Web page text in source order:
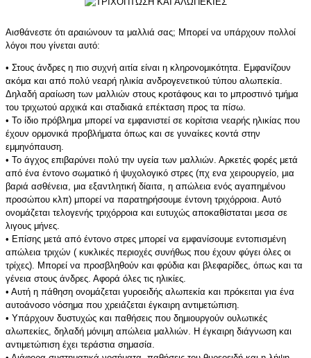
Αισθάνεστε ότι αραιώνουν τα μαλλιά σας; Μπορεί να υπάρχουν πολλοί
λόγοι που γίνεται αυτό:
• Στους άνδρες η πιο συχνή αιτία είναι η κληρονομικότητα. Εμφανίζουν
ακόμα και από πολύ νεαρή ηλικία ανδρογενετικού τύπου αλωπεκία.
Δηλαδή αραίωση των μαλλιών στους κροτάφους και το μπροστινό τμήμα
του τριχωτού αρχικά και σταδιακά επέκταση προς τα πίσω.
• Το ίδιο πρόβλημα μπορεί να εμφανιστεί σε κορίτσια νεαρής ηλικίας που
έχουν ορμονικά προβλήματα όπως και σε γυναίκες κοντά στην
εμμηνόπαυση.
• Το άγχος επιβαρύνει πολύ την υγεία των μαλλιών. Αρκετές φορές μετά
από ένα έντονο σωματικό ή ψυχολογικό στρες (πχ ενα χειρουργείο, μια
βαριά ασθένεια, μια εξαντλητική δίαιτα, η απώλεια ενός αγαπημένου
προσώπου κλπ) μπορεί να παρατηρήσουμε έντονη τριχόρροια. Αυτό
ονομάζεται τελογενής τριχόρροια και ευτυχώς αποκαθίσταται μεσα σε
λιγους μήνες.
• Επίσης μετά από έντονο στρες μπορεί να εμφανίσουμε εντοπισμένη
απώλεια τριχών ( κυκλικές περιοχές συνήθως που έχουν φύγει όλες οι
τρίχες). Μπορεί να προσβληθούν και φρύδια και βλεφαρίδες, όπως και τα
γένεια στους άνδρες. Αφορά όλες τις ηλικίες.
• Αυτή η πάθηση ονομάζεται γυροειδής αλωπεκία και πρόκειται για ένα
αυτοάνοσο νόσημα που χρειάζεται έγκαιρη αντιμετώπιση.
• Υπάρχουν δυστυχώς και παθήσεις που δημιουργούν ουλωτικές
αλωπεκίες, δηλαδή μόνιμη απώλεια μαλλιών. Η έγκαιρη διάγνωση και
αντιμετώπιση έχει τεράστια σημασία.